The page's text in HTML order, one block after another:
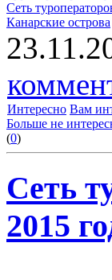
Сеть
Канарские острова
Интересно Вам
Больше не
(0)
Сеть
2015